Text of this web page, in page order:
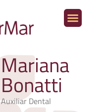
Mariana
Bonatti
Auxiliar Dental